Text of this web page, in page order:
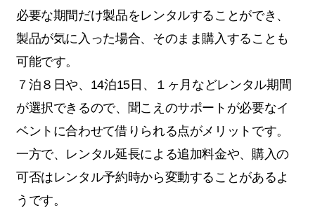
必要な期間だけ製品をレンタルすることができ、
製品が気に入った場合、そのまま購入することも
可能です。
７泊８日や、14泊15日、１ヶ月などレンタル期間
が選択できるので、聞こえのサポートが必要なイ
ベントに合わせて借りられる点がメリットです。
一方で、レンタル延長による追加料金や、購入の
可否はレンタル予約時から変動することがあるよ
うです。